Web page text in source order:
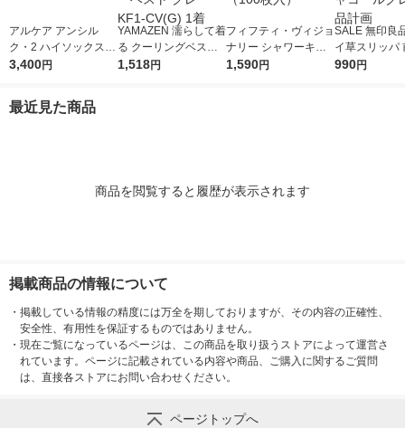
アルケア アンシル
ク・2 ハイソックス
ブラックM 18473 1個
3,400円
YAMAZEN 濡らして着
る クーリングベスト
ファン付きウェア用イ
1,518円
フィフティ・ヴィジョ
ナリー シャワーキャ
ップ FVMC-001 1個
1,590円
SALE 無印良
イ草スリッパ
ＸＬ ２６．５
990円
最近見た商品
商品を閲覧すると履歴が表示されます
掲載商品の情報について
・ 掲載している情報の精度には万全を期しておりますが、その内容の正確性、
安全性、有用性を保証するものではありません。
・ 現在ご覧になっているページは、この商品を取り扱うストアによって運営さ
れています。ページに記載されている内容や商品、ご購入に関するご質問
は、直接各ストアにお問い合わせください。
ページトップへ